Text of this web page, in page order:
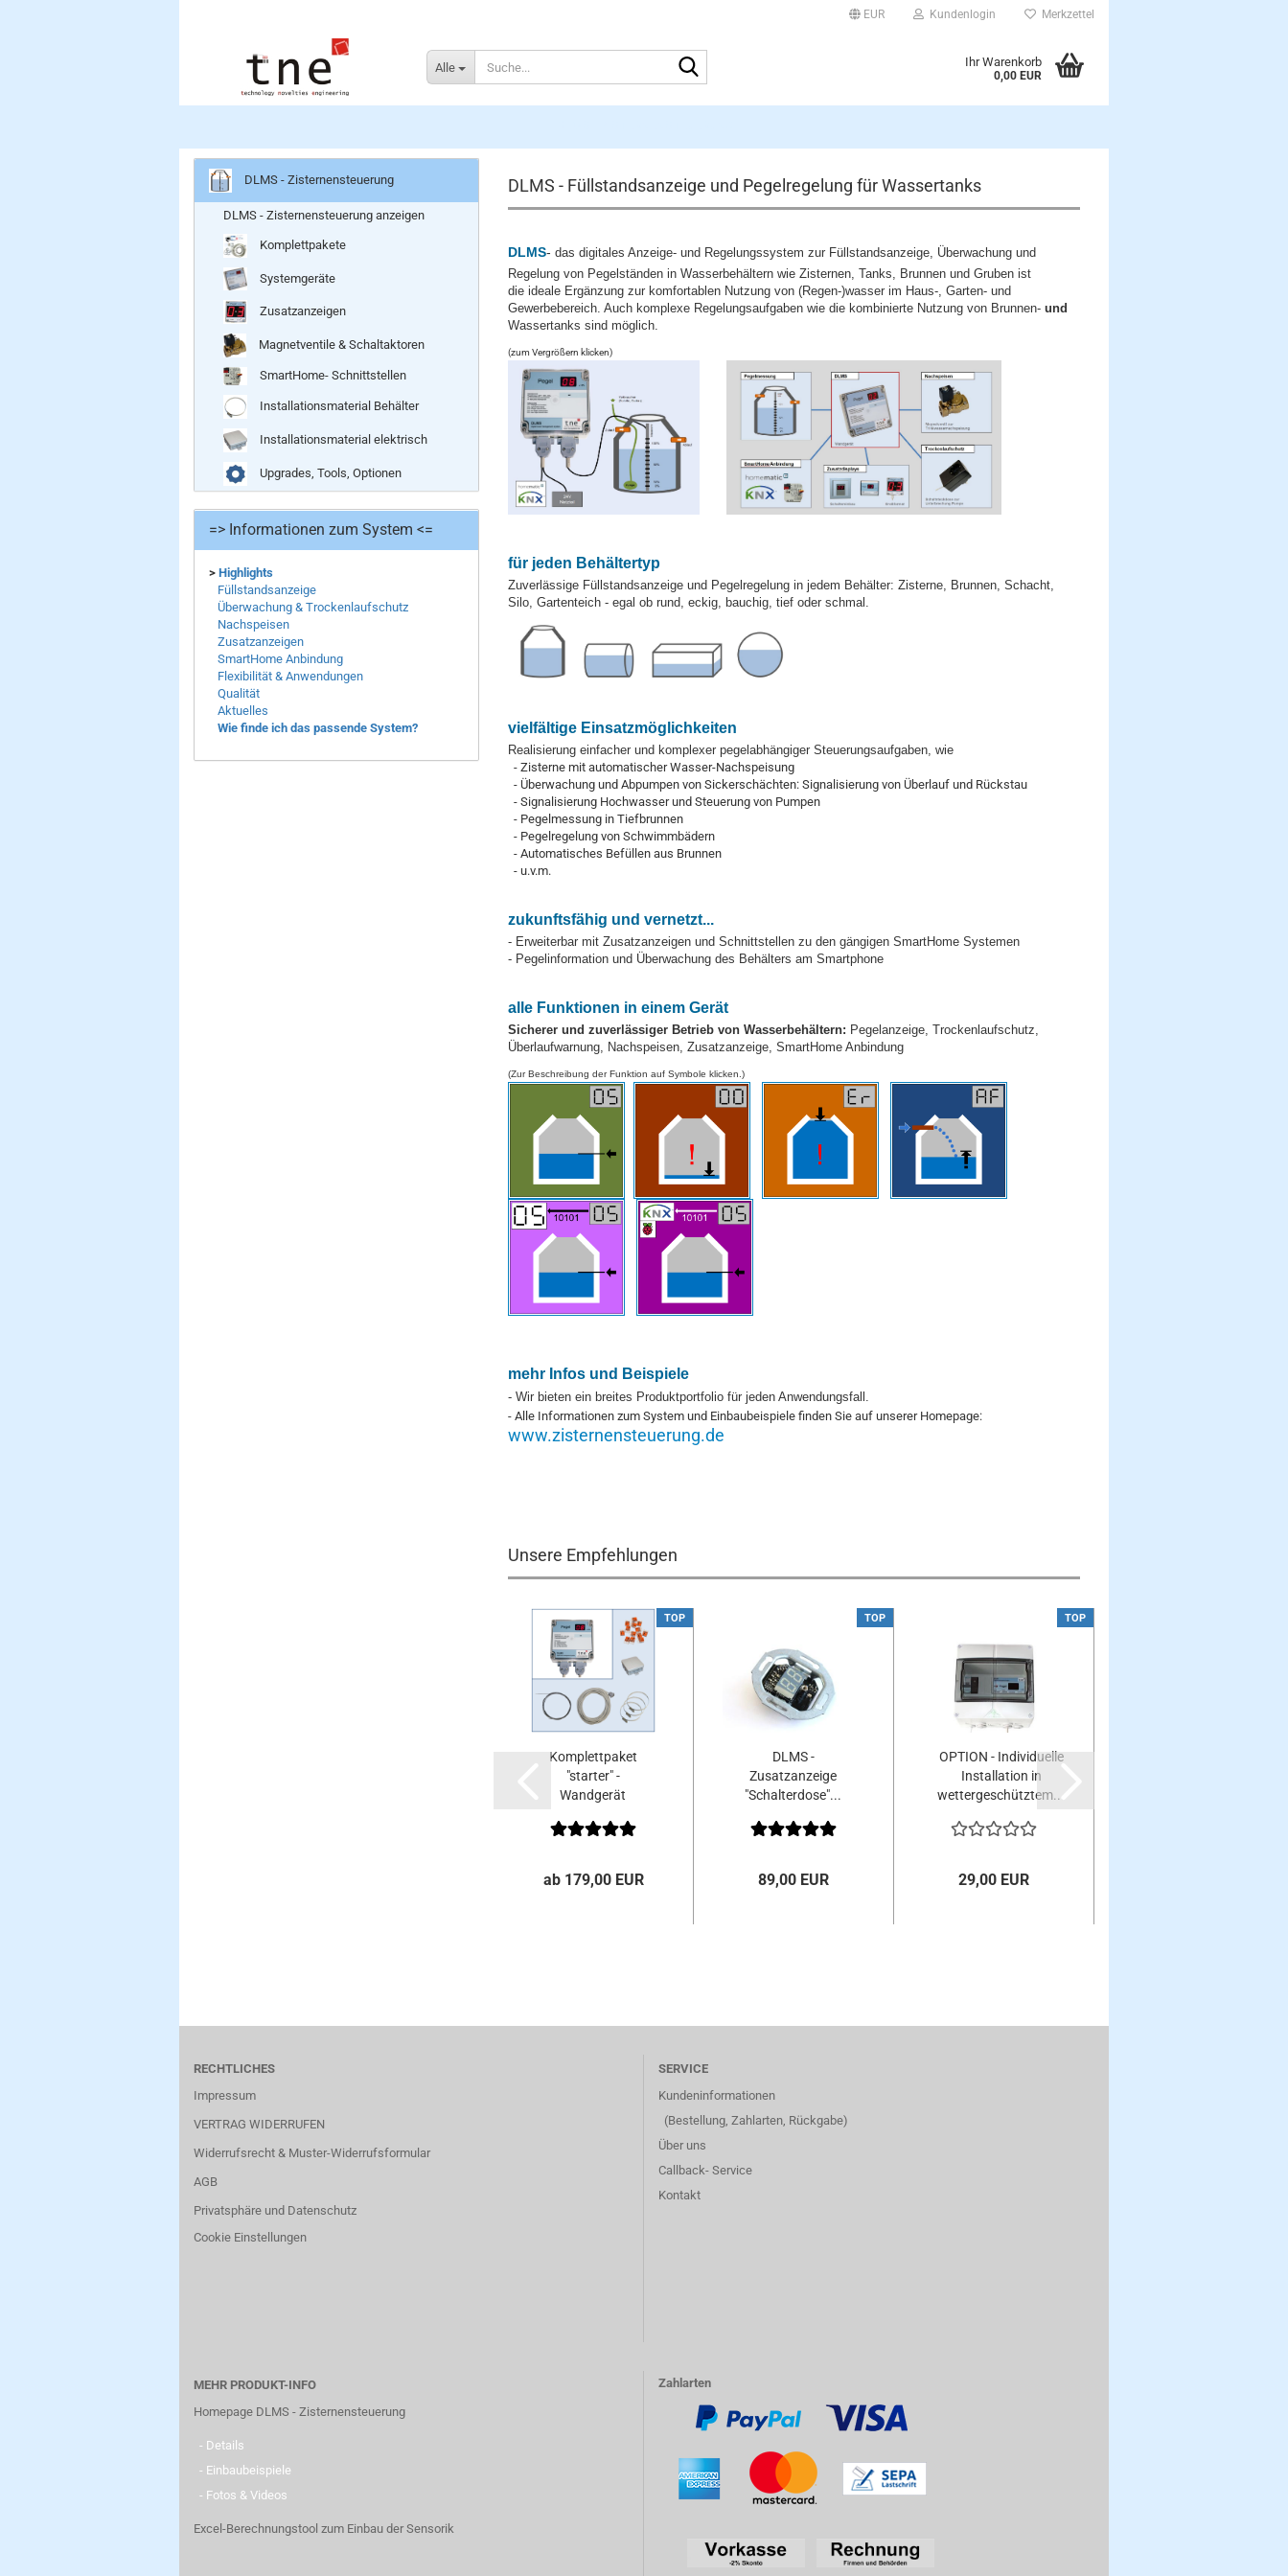
EUR Kundenlogin Merkzettel
Alle Ihr Warenkorb
0,00 EUR
DLMS - Füllstandsanzeige und Pegelregelung für Wassertanks
DLMS- das digitales Anzeige- und Regelungssystem zur Füllstandsanzeige, Überwachung und
Regelung von Pegelständen in Wasserbehältern wie Zisternen, Tanks, Brunnen und Gruben ist
die ideale Ergänzung zur komfortablen Nutzung von (Regen-)wasser im Haus-, Garten- und
Gewerbebereich. Auch komplexe Regelungsaufgaben wie die kombinierte Nutzung von Brunnen-und
Wassertanks sind möglich.
(zum Vergrößern klicken)
für jeden Behältertyp
Zuverlässige Füllstandsanzeige und Pegelregelung in jedem Behälter: Zisterne, Brunnen, Schacht,
Silo, Gartenteich - egal ob rund, eckig, bauchig, tief oder schmal.
vielfältige Einsatzmöglichkeiten
Realisierung einfacher und komplexer pegelabhängiger Steuerungsaufgaben, wie
- Zisterne mit automatischer Wasser-Nachspeisung
- Überwachung und Abpumpen von Sickerschächten: Signalisierung von Überlauf und Rückstau
- Signalisierung Hochwasser und Steuerung von Pumpen
- Pegelmessung in Tiefbrunnen
- Pegelregelung von Schwimmbädern
- Automatisches Befüllen aus Brunnen
- u.v.m.
zukunftsfähig und vernetzt...
- Erweiterbar mit Zusatzanzeigen und Schnittstellen zu den gängigen SmartHome Systemen
- Pegelinformation und Überwachung des Behälters am Smartphone
alle Funktionen in einem Gerät
Sicherer und zuverlässiger Betrieb von Wasserbehältern: Pegelanzeige, Trockenlaufschutz,
Überlaufwarnung, Nachspeisen, Zusatzanzeige, SmartHome Anbindung
(Zur Beschreibung der Funktion auf Symbole klicken.)
mehr Infos und Beispiele
- Wir bieten ein breites Produktportfolio für jeden Anwendungsfall.
- Alle Informationen zum System und Einbaubeispiele finden Sie auf unserer Homepage:
www.zisternensteuerung.de
Unsere Empfehlungen
TOP
Komplettpaket
"starter" -
Wandgerät
ab 179,00 EUR
TOP
DLMS -
Zusatzanzeige
"Schalterdose"...
89,00 EUR
TOP
OPTION - Individuelle
Installation in
wettergeschütztem...
29,00 EUR
DLMS - Zisternensteuerung
DLMS - Zisternensteuerung anzeigen
Komplettpakete
Systemgeräte
Zusatzanzeigen
Magnetventile & Schaltaktoren
SmartHome- Schnittstellen
Installationsmaterial Behälter
Installationsmaterial elektrisch
Upgrades, Tools, Optionen
=> Informationen zum System <=
> Highlights
Füllstandsanzeige
Überwachung & Trockenlaufschutz
Nachspeisen
Zusatzanzeigen
SmartHome Anbindung
Flexibilität & Anwendungen
Qualität
Aktuelles
Wie finde ich das passende System?
RECHTLICHES
Impressum
VERTRAG WIDERRUFEN
Widerrufsrecht & Muster-Widerrufsformular
AGB
Privatsphäre und Datenschutz
Cookie Einstellungen
SERVICE
Kundeninformationen
(Bestellung, Zahlarten, Rückgabe)
Über uns
Callback- Service
Kontakt
MEHR PRODUKT-INFO
Homepage DLMS - Zisternensteuerung
- Details
- Einbaubeispiele
- Fotos & Videos
Excel-Berechnungstool zum Einbau der Sensorik
Zahlarten